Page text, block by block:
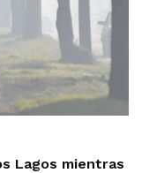
Lagos mientras